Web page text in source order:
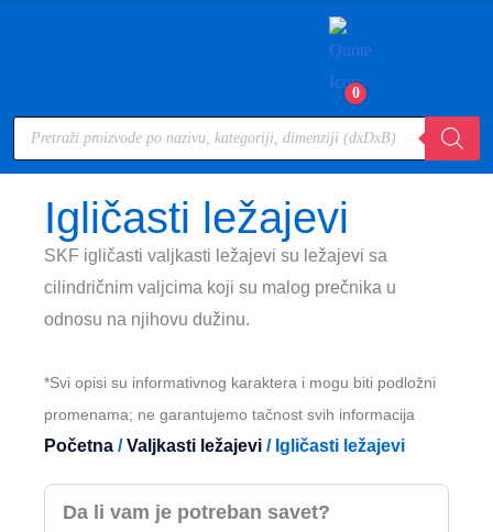
0
Igličasti ležajevi
SKF igličasti valjkasti ležajevi su ležajevi sa
cilindričnim valjcima koji su malog prečnika u
odnosu na njihovu dužinu.
*Svi opisi su informativnog karaktera i mogu biti podložni
promenama; ne garantujemo tačnost svih informacija
Početna /Valjkasti ležajevi / Igličasti ležajevi
Da li vam je potreban savet?